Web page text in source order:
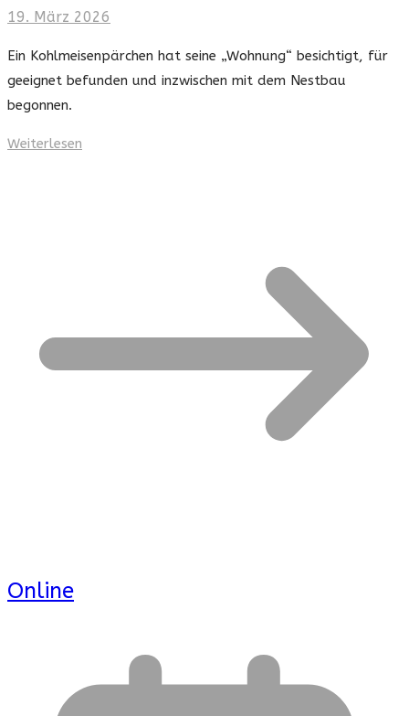
19. März 2026
Ein Kohlmeisenpärchen hat seine „Wohnung“ besichtigt, für
geeignet befunden und inzwischen mit dem Nestbau
begonnen.
Weiterlesen
Online